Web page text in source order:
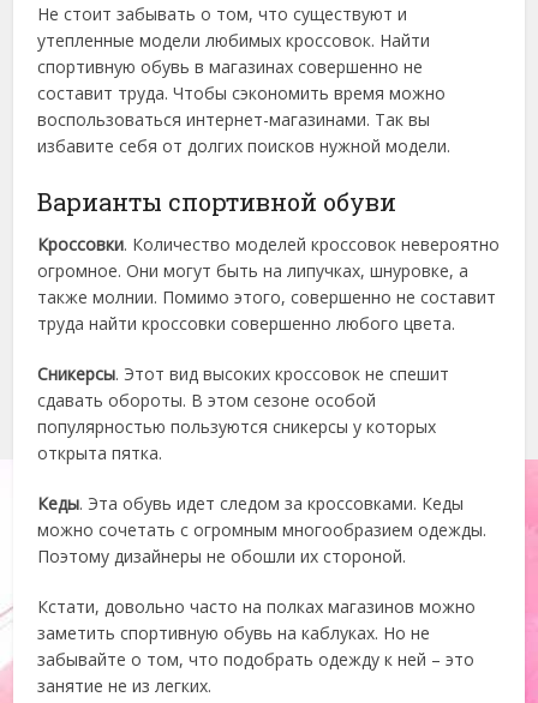
Не стоит забывать о том, что существуют и
утепленные модели любимых кроссовок. Найти
спортивную обувь в магазинах совершенно не
составит труда. Чтобы сэкономить время можно
воспользоваться интернет-магазинами. Так вы
избавите себя от долгих поисков нужной модели.
Варианты спортивной обуви
Кроссовки. Количество моделей кроссовок невероятно
огромное. Они могут быть на липучках, шнуровке, а
также молнии. Помимо этого, совершенно не составит
труда найти кроссовки совершенно любого цвета.
Сникерсы. Этот вид высоких кроссовок не спешит
сдавать обороты. В этом сезоне особой
популярностью пользуются сникерсы у которых
открыта пятка.
Кеды. Эта обувь идет следом за кроссовками. Кеды
можно сочетать с огромным многообразием одежды.
Поэтому дизайнеры не обошли их стороной.
Кстати, довольно часто на полках магазинов можно
заметить спортивную обувь на каблуках. Но не
забывайте о том, что подобрать одежду к ней – это
занятие не из легких.